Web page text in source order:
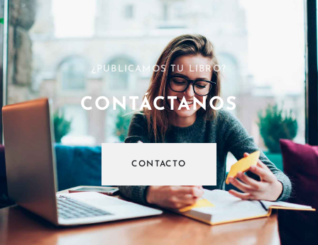
¿PUBLICAMOS TU LIBRO?
CONTÁCTANOS
CONTACTO